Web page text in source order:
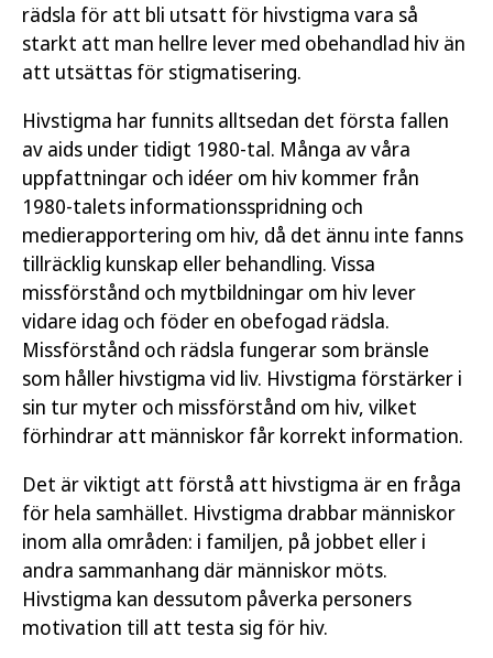
rädsla för att bli utsatt för hivstigma vara så
starkt att man hellre lever med obehandlad hiv än
att utsättas för stigmatisering.
Hivstigma har funnits alltsedan det första fallen
av aids under tidigt 1980-tal. Många av våra
uppfattningar och idéer om hiv kommer från
1980-talets informationsspridning och
medierapportering om hiv, då det ännu inte fanns
tillräcklig kunskap eller behandling. Vissa
missförstånd och mytbildningar om hiv lever
vidare idag och föder en obefogad rädsla.
Missförstånd och rädsla fungerar som bränsle
som håller hivstigma vid liv. Hivstigma förstärker i
sin tur myter och missförstånd om hiv, vilket
förhindrar att människor får korrekt information.
Det är viktigt att förstå att hivstigma är en fråga
för hela samhället. Hivstigma drabbar människor
inom alla områden: i familjen, på jobbet eller i
andra sammanhang där människor möts.
Hivstigma kan dessutom påverka personers
motivation till att testa sig för hiv.